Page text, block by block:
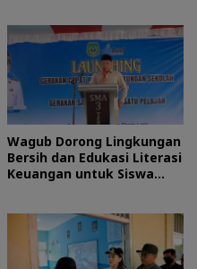
Wagub Dorong Lingkungan
Bersih dan Edukasi Literasi
Keuangan untuk Siswa